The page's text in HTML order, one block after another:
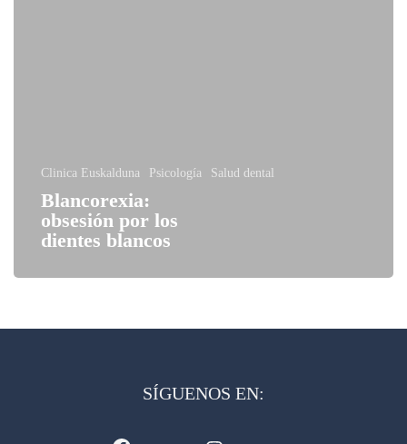
Clinica Euskalduna Psicología Salud dental
Blancorexia:
obsesión por los
dientes blancos
SÍGUENOS EN: